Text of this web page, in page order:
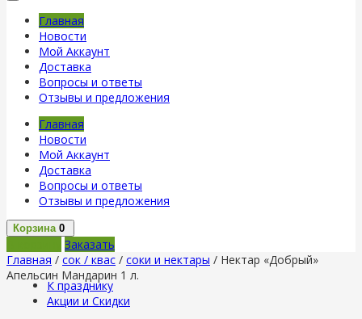
Главная
Новости
Мой Аккаунт
Доставка
Вопросы и ответы
Отзывы и предложения
Главная
Новости
Мой Аккаунт
Доставка
Вопросы и ответы
Отзывы и предложения
Корзина 0
Заказать
Главная / сок / квас / соки и нектары / Нектар «Добрый»
Апельсин Мандарин 1 л.
К празднику
Акции и Скидки